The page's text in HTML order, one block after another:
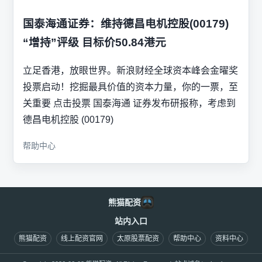
国泰海通证券：维持德昌电机控股(00179)
“增持”评级 目标价50.84港元
立足香港，放眼世界。新浪财经全球资本峰会金曜奖
投票启动！挖掘最具价值的资本力量，你的一票，至
关重要 点击投票 国泰海通 证券发布研报称，考虑到
德昌电机控股 (00179)
帮助中心
熊猫配资
站内入口
熊猫配资 线上配资官网 太原股票配资 帮助中心 资料中心